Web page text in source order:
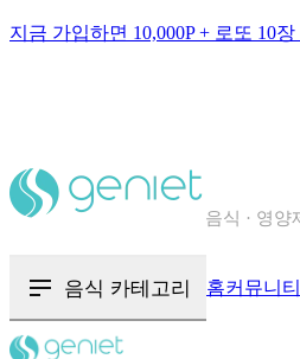
지금 가입하면 10,000P + 로또 10장
칼로리와
음식 · 영양
음식 카테고리 홈커뮤니티
칼로리와 영양성분을 검색